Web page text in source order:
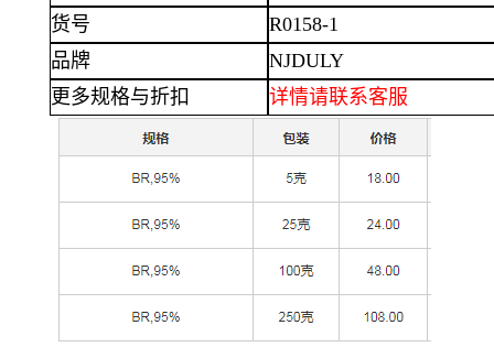
货号
R0158-1
品牌
NJDULY
更多规格与折扣
详情请联系客服